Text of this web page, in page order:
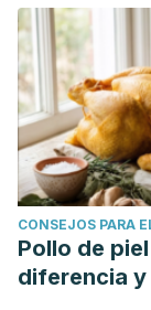
CONSEJOS PARA
Pollo de
diferencia